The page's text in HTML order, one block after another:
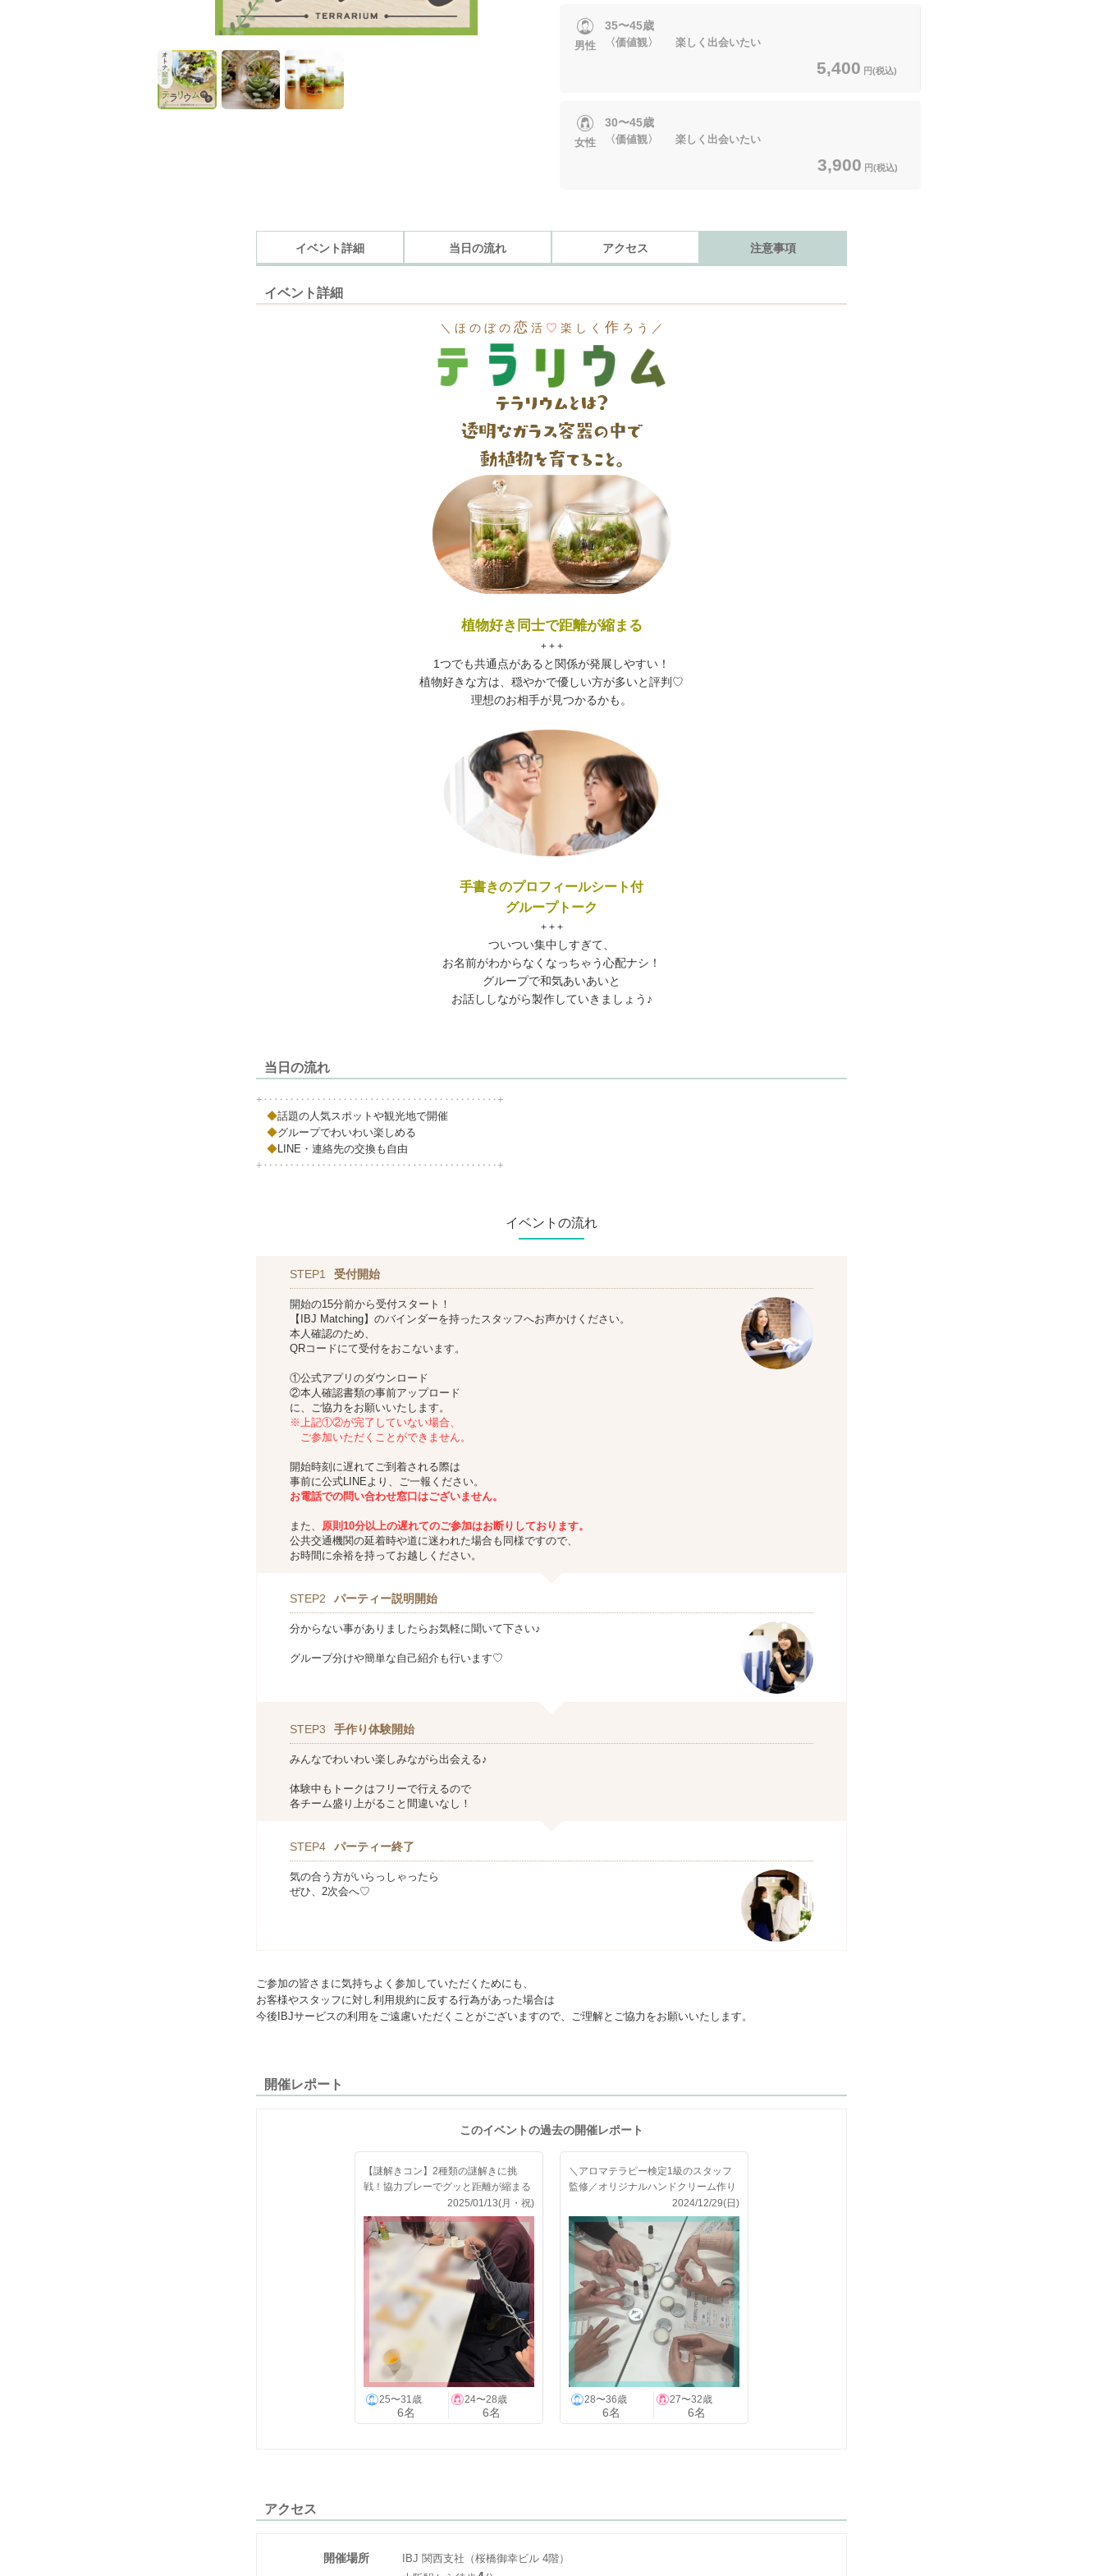
男性
35〜45歳
〈価値観〉 楽しく出会いたい
5,400 円(税込)
女性
30〜45歳
〈価値観〉 楽しく出会いたい
3,900 円(税込)
イベント詳細 当日の流れ アクセス 注意事項
イベント詳細
＼ ほ の ぼ の 恋 活 ♡ 楽 し く 作 ろ う ／
植物好き同士で距離が縮まる
+ + +
1つでも共通点があると関係が発展しやすい！
植物好きな方は、穏やかで優しい方が多いと評判♡
理想のお相手が見つかるかも。
手書きのプロフィールシート付
グループトーク
+ + +
ついつい集中しすぎて、
お名前がわからなくなっちゃう心配ナシ！
グループで和気あいあいと
お話ししながら製作していきましょう♪
当日の流れ
+‥‥‥‥‥‥‥‥‥‥‥‥‥‥‥‥‥‥‥‥‥‥+
◆話題の人気スポットや観光地で開催
◆グループでわいわい楽しめる
◆LINE・連絡先の交換も自由
+‥‥‥‥‥‥‥‥‥‥‥‥‥‥‥‥‥‥‥‥‥‥+
イベントの流れ
STEP1 受付開始
開始の15分前から受付スタート！
【IBJ Matching】のバインダーを持ったスタッフへお声かけください。
本人確認のため、
QRコードにて受付をおこないます。
①公式アプリのダウンロード
②本人確認書類の事前アップロード
に、ご協力をお願いいたします。
※上記①②が完了していない場合、
ご参加いただくことができません。
開始時刻に遅れてご到着される際は
事前に公式LINEより、ご一報ください。
お電話での問い合わせ窓口はございません。
また、 原則10分以上の遅れてのご参加はお断りしております。
公共交通機関の延着時や道に迷われた場合も同様ですので、
お時間に余裕を持ってお越しください。
STEP2 パーティー説明開始
分からない事がありましたらお気軽に聞いて下さい♪
グループ分けや簡単な自己紹介も行います♡
STEP3 手作り体験開始
みんなでわいわい楽しみながら出会える♪
体験中もトークはフリーで行えるので
各チーム盛り上がること間違いなし！
STEP4 パーティー終了
気の合う方がいらっしゃったら
ぜひ、2次会へ♡
ご参加の皆さまに気持ちよく参加していただくためにも、
お客様やスタッフに対し利用規約に反する行為があった場合は
今後IBJサービスの利用をご遠慮いただくことがございますので、ご理解とご協力をお願いいたします。
開催レポート
このイベントの過去の開催レポート
【謎解きコン】2種類の謎解きに挑
戦！協力プレーでグッと距離が縮まる
2025/01/13(月・祝)
25〜31歳
6名
24〜28歳
6名
＼アロマテラピー検定1級のスタッフ
監修／オリジナルハンドクリーム作り
2024/12/29(日)
28〜36歳
6名
27〜32歳
6名
アクセス
開催場所
IBJ 関西支社（桜橋御幸ビル 4階）